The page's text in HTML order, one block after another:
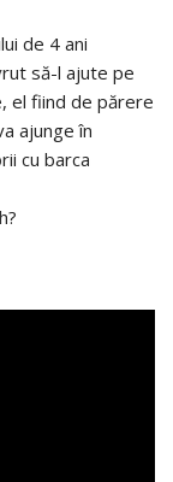
de 4 ani
să-l ajute pe
el fiind de părere
ajunge în
cu barca